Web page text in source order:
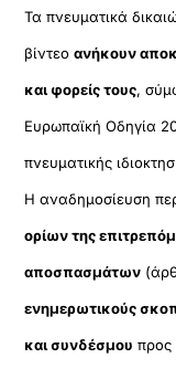
Τα πνευματικά
βίντεοανήκουν
και φορείς τους,
Ευρωπαϊκή Οδηγία
πνευματικής
Η αναδημοσίευση
ορίων της
αποσπασμάτων
ενημερωτικούς
και συνδέσμου προς